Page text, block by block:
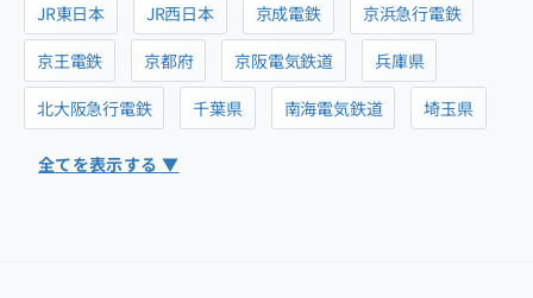
JR東日本 JR西日本 京成電鉄
京浜急行電鉄
京王電鉄
京都府 京阪電気鉄道
兵庫県
北大阪急行電鉄
千葉県 南海電気鉄道 埼玉県
全てを表示する ▼